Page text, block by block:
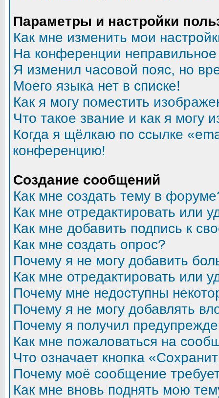
Параметры и настройки
Как мне изменить мои
На конференции
Я изменил часовой пояс, но
Моего языка нет в списке!
Как я могу поместить
Что такое звание и как я могу
Когда я щёлкаю по ссылке
конференцию!
Создание сообщений
Как мне создать тему в
Как мне отредактировать или
Как мне добавить подпись к
Как мне создать опрос?
Почему я не могу добавить
Как мне отредактировать или
Почему мне недоступны
Почему я не могу добавлять
Почему я получил
Как мне пожаловаться на
Что означает кнопка
Почему моё сообщение
Как мне вновь поднять мою